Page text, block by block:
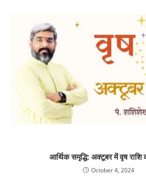
आर्थिक समृद्धि: अक्टूबर में वृष
October 4, 2024